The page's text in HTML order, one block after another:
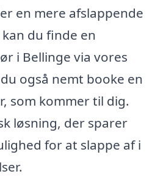
en mere afslappende
du finde en
i Bellinge via vores
også nemt booke en
som kommer til dig.
løsning, der sparer
for at slappe af i